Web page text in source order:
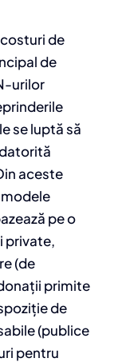
de
de
urilor
se luptă să
aceste
pe o
private,
(de
primite
de
(publice
pentru